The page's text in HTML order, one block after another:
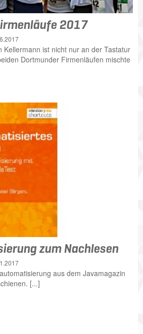
2017
Kellermann ist nicht nur an der Tastatur
Dortmunder Firmenläufen mischte
zum Nachlesen
aus dem Javamagazin
[...]